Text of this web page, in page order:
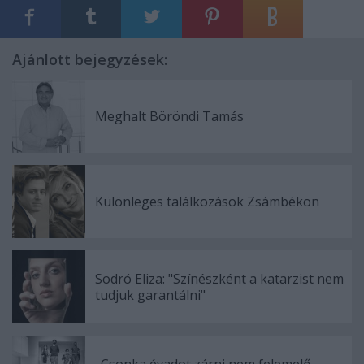
Ajánlott bejegyzések:
Meghalt Böröndi Tamás
Különleges találkozások Zsámbékon
Sodró Eliza: "Színészként a katarzist nem
tudjuk garantálni"